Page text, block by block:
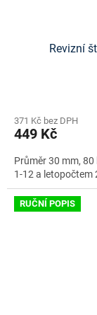
Revizní
371 Kč bez DPH
449 Kč
Průměr 30 mm,
1-12 a letopočtem
RUČNÍ POPIS